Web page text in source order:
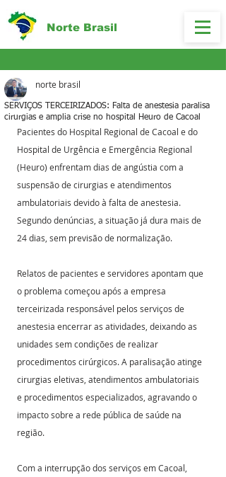
Norte Brasil
SERVIÇOS TERCEIRIZADOS: Falta de anestesia paralisa
cirurgias e amplia crise no hospital Heuro de Cacoal
norte brasil
Pacientes do Hospital Regional de Cacoal e do
Hospital de Urgência e Emergência Regional
(Heuro) enfrentam dias de angústia com a
suspensão de cirurgias e atendimentos
ambulatoriais devido à falta de anestesia.
Segundo denúncias, a situação já dura mais de
24 dias, sem previsão de normalização.
Relatos de pacientes e servidores apontam que
o problema começou após a empresa
terceirizada responsável pelos serviços de
anestesia encerrar as atividades, deixando as
unidades sem condições de realizar
procedimentos cirúrgicos. A paralisação atinge
cirurgias eletivas, atendimentos ambulatoriais
e procedimentos especializados, agravando o
impacto sobre a rede pública de saúde na
região.
Com a interrupção dos serviços em Cacoal,